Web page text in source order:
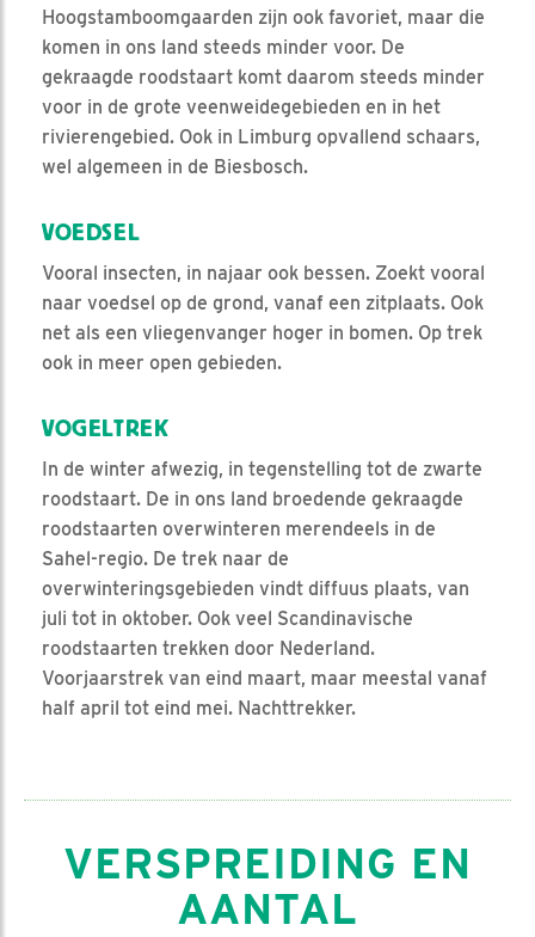
Hoogstamboomgaarden zijn ook favoriet, maar die
komen in ons land steeds minder voor. De
gekraagde roodstaart komt daarom steeds minder
voor in de grote veenweidegebieden en in het
rivierengebied. Ook in Limburg opvallend schaars,
wel algemeen in de Biesbosch.
VOEDSEL
Vooral insecten, in najaar ook bessen. Zoekt vooral
naar voedsel op de grond, vanaf een zitplaats. Ook
net als een vliegenvanger hoger in bomen. Op trek
ook in meer open gebieden.
VOGELTREK
In de winter afwezig, in tegenstelling tot de zwarte
roodstaart. De in ons land broedende gekraagde
roodstaarten overwinteren merendeels in de
Sahel-regio. De trek naar de
overwinteringsgebieden vindt diffuus plaats, van
juli tot in oktober. Ook veel Scandinavische
roodstaarten trekken door Nederland.
Voorjaarstrek van eind maart, maar meestal vanaf
half april tot eind mei. Nachttrekker.
VERSPREIDING EN
AANTAL